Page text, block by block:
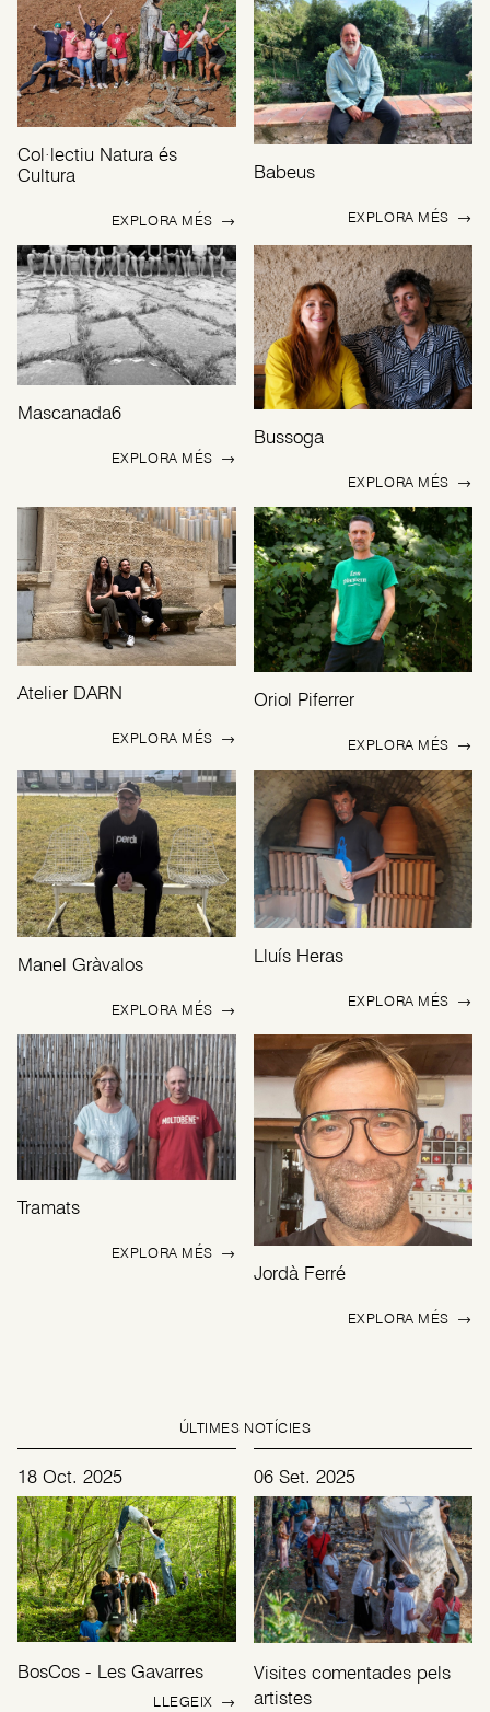
Col·lectiu Natura és
Cultura
EXPLORA MÉS →
Babeus
EXPLORA MÉS →
Mascanada6
EXPLORA MÉS →
Bussoga
EXPLORA MÉS →
Atelier DARN
EXPLORA MÉS →
Oriol Piferrer
EXPLORA MÉS →
Manel Gràvalos
EXPLORA MÉS →
Lluís Heras
EXPLORA MÉS →
Tramats
EXPLORA MÉS →
Jordà Ferré
EXPLORA MÉS →
ÚLTIMES NOTÍCIES
18 Oct. 2025
BosCos - Les Gavarres
LLEGEIX →
06 Set. 2025
Visites comentades pels
artistes